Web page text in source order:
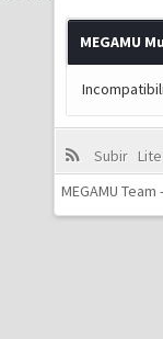
MEGAMU
Subir
MEGAMU